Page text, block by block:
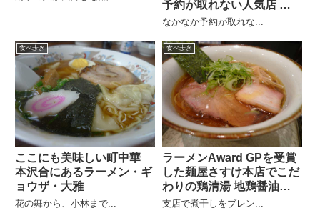
予約が取れない人気店 あ
さひ
なかなか予約が取れな...
食べ歩き
ここにも美味しい町中華
本沢合にあるラーメン・ギ
ョウザ・大雅
花の舞から、小林まで...
食べ歩き
ラーメンAward GPを受賞
した麺屋さすけ本店でこだ
わりの鶏清湯 地鶏醤油そ
ば
支店で煮干しをブレン...